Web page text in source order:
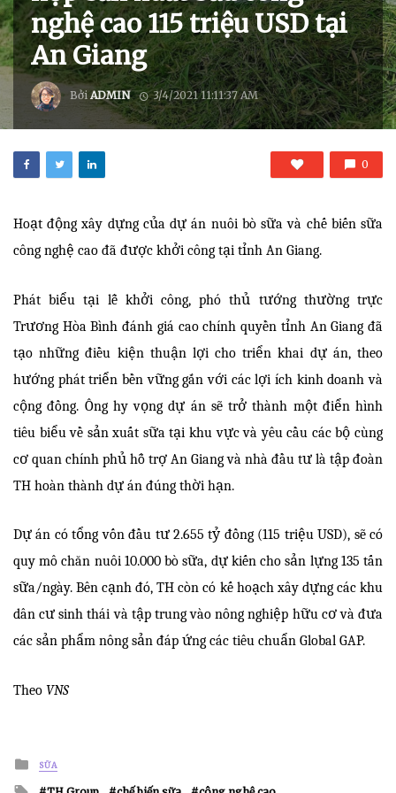
nghệ cao 115 triệu USD tại
An Giang
BởiADMIN 3/4/2021 11:11:37 AM
0
Hoạt động xây dựng của dự án nuôi bò sữa và chế biến sữa
công nghệ cao đã được khởi công tại tỉnh An Giang.
Phát biểu tại lễ khởi công, phó thủ tướng thường trực
Trương Hòa Bình đánh giá cao chính quyền tỉnh An Giang đã
tạo những điều kiện thuận lợi cho triển khai dự án, theo
hướng phát triển bền vững gắn với các lợi ích kinh doanh và
cộng đồng. Ông hy vọng dự án sẽ trở thành một điển hình
tiêu biểu về sản xuất sữa tại khu vực và yêu cầu các bộ cùng
cơ quan chính phủ hỗ trợ An Giang và nhà đầu tư là tập đoàn
TH hoàn thành dự án đúng thời hạn.
Dự án có tổng vốn đầu tư 2.655 tỷ đồng (115 triệu USD), sẽ có
quy mô chăn nuôi 10.000 bò sữa, dự kiến cho sản lựng 135 tấn
sữa/ngày. Bên cạnh đó, TH còn có kế hoạch xây dựng các khu
dân cư sinh thái và tập trung vào nông nghiệp hữu cơ và đưa
các sản phẩm nông sản đáp ứng các tiêu chuẩn Global GAP.
Theo VNS
Posted
in
SỮA
Tagged